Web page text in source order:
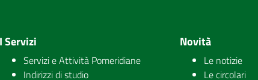
I Servizi
Servizi e Attività Pomeridiane
Indirizzi di studio
Novità
Le notizie
Le circolari